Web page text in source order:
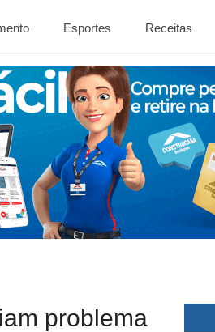
Esportes Receitas
problema